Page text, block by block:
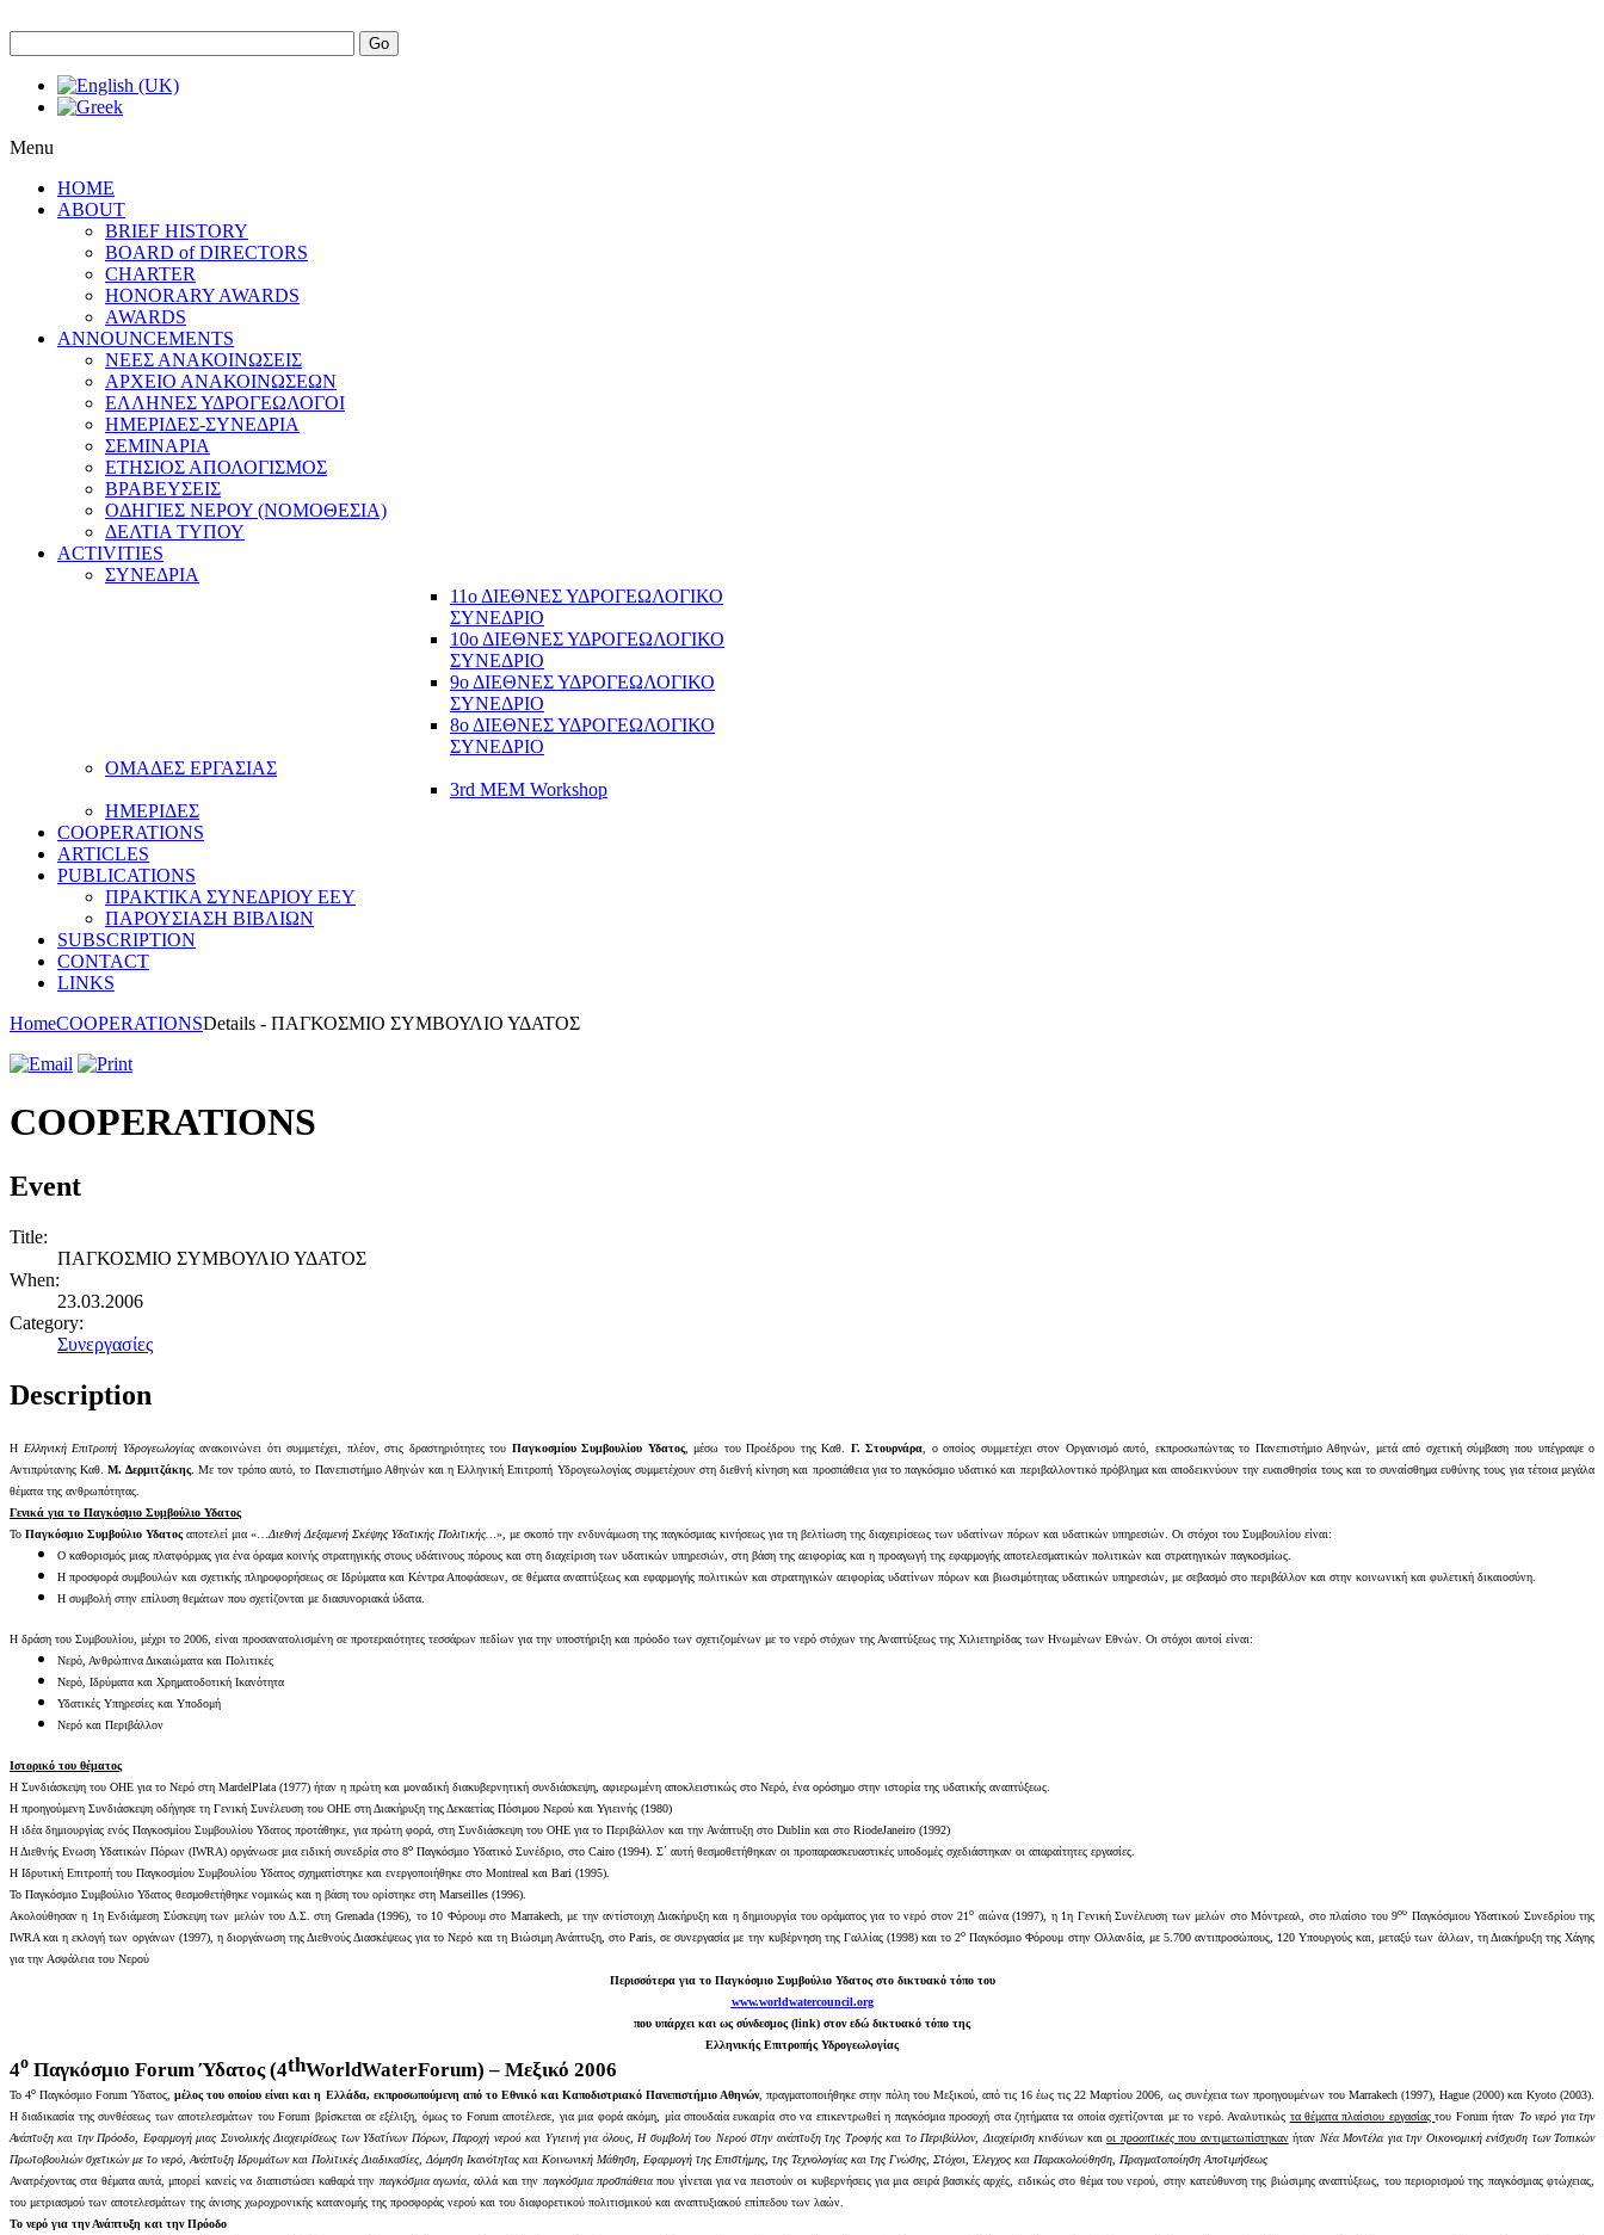
Go
Menu
HOME
ABOUT
BRIEF HISTORY
BOARD of DIRECTORS
CHARTER
HONORARY AWARDS
AWARDS
ANNOUNCEMENTS
ΝΕΕΣ ΑΝΑΚΟΙΝΩΣΕΙΣ
ΑΡΧΕΙΟ ΑΝΑΚΟΙΝΩΣΕΩΝ
ΕΛΛΗΝΕΣ ΥΔΡΟΓΕΩΛΟΓΟΙ
ΗΜΕΡΙΔΕΣ-ΣΥΝΕΔΡΙΑ
ΣΕΜΙΝΑΡΙΑ
ΕΤΗΣΙΟΣ ΑΠΟΛΟΓΙΣΜΟΣ
ΒΡΑΒΕΥΣΕΙΣ
ΟΔΗΓΙΕΣ ΝΕΡΟΥ (ΝΟΜΟΘΕΣΙΑ)
ΔΕΛΤΙΑ ΤΥΠΟΥ
ACTIVITIES
ΣΥΝΕΔΡΙΑ
11ο ΔΙΕΘΝΕΣ ΥΔΡΟΓΕΩΛΟΓΙΚΟ
ΣΥΝΕΔΡΙΟ
10ο ΔΙΕΘΝΕΣ ΥΔΡΟΓΕΩΛΟΓΙΚΟ
ΣΥΝΕΔΡΙΟ
9ο ΔΙΕΘΝΕΣ ΥΔΡΟΓΕΩΛΟΓΙΚΟ
ΣΥΝΕΔΡΙΟ
8ο ΔΙΕΘΝΕΣ ΥΔΡΟΓΕΩΛΟΓΙΚΟ
ΣΥΝΕΔΡΙΟ
ΟΜΑΔΕΣ ΕΡΓΑΣΙΑΣ
3rd MEM Workshop
ΗΜΕΡΙΔΕΣ
COOPERATIONS
ARTICLES
PUBLICATIONS
ΠΡΑΚΤΙΚΑ ΣΥΝΕΔΡΙΟΥ ΕΕΥ
ΠΑΡΟΥΣΙΑΣΗ ΒΙΒΛΙΩΝ
SUBSCRIPTION
CONTACT
LINKS
HomeCOOPERATIONSDetails - ΠΑΓΚΟΣΜΙΟ ΣΥΜΒΟΥΛΙΟ ΥΔΑΤΟΣ
COOPERATIONS
Event
Title:
ΠΑΓΚΟΣΜΙΟ ΣΥΜΒΟΥΛΙΟ ΥΔΑΤΟΣ
When:
23.03.2006
Category:
Συνεργασίες
Description
Η Ελληνική Επιτροπή Υδρογεωλογίαςανακοινώνει ότι συμμετέχει, πλέον, στις δραστηριότητες του Παγκοσμίου Συμβουλίου Υδατος, μέσω του Προέδρου της Καθ. Γ. Στουρνάρα , ο οποίος συμμετέχει στον Οργανισμό αυτό, εκπροσωπώντας το Πανεπιστήμιο Αθηνών, μετά από σχετική σύμβαση που υπέγραψε ο
Αντιπρύτανης Καθ.Μ. Δερμιτζάκης. Με τον τρόπο αυτό, το Πανεπιστήμιο Αθηνών και η Ελληνική Επιτροπή Υδρογεωλογίας συμμετέχουν στη διεθνή κίνηση και προσπάθεια για το παγκόσμιο υδατικό και περιβαλλοντικό πρόβλημα και αποδεικνύουν την ευαισθησία τους και το συναίσθημα ευθύνης τους για τέτοια μεγάλα
θέματα της ανθρωπότητας.
Γενικά για το Παγκόσμιο Συμβούλιο Υδατος
Το Παγκόσμιο Συμβούλιο Υδατος αποτελεί μια «… Διεθνή Δεξαμενή Σκέψης Υδατικής Πολιτικής… », με σκοπό την ενδυνάμωση της παγκόσμιας κινήσεως για τη βελτίωση της διαχειρίσεως των υδατίνων πόρων και υδατικών υπηρεσιών. Οι στόχοι του Συμβουλίου είναι:
Ο καθορισμός μιας πλατφόρμας για ένα όραμα κοινής στρατηγικής στους υδάτινους πόρους και στη διαχείριση των υδατικών υπηρεσιών, στη βάση της αειφορίας και η προαγωγή της εφαρμογής αποτελεσματικών πολιτικών και στρατηγικών παγκοσμίως.
Η προσφορά συμβουλών και σχετικής πληροφορήσεως σε Ιδρύματα και Κέντρα Αποφάσεων, σε θέματα αναπτύξεως και εφαρμογής πολιτικών και στρατηγικών αειφορίας υδατίνων πόρων και βιωσιμότητας υδατικών υπηρεσιών, με σεβασμό στο περιβάλλον και στην κοινωνική και φυλετική δικαιοσύνη.
Η συμβολή στην επίλυση θεμάτων που σχετίζονται με διασυνοριακά ύδατα.
Η δράση του Συμβουλίου, μέχρι το 2006, είναι προσανατολισμένη σε προτεραιότητες τεσσάρων πεδίων για την υποστήριξη και πρόοδο των σχετιζομένων με το νερό στόχων της Αναπτύξεως της Χιλιετηρίδας των Ηνωμένων Εθνών. Οι στόχοι αυτοί είναι:
Νερό, Ανθρώπινα Δικαιώματα και Πολιτικές
Νερό, Ιδρύματα και Χρηματοδοτική Ικανότητα
Υδατικές Υπηρεσίες και Υποδομή
Νερό και Περιβάλλον
Ιστορικό του θέματος
Η Συνδιάσκεψη του ΟΗΕ για το Νερό στη MardelPlata (1977) ήταν η πρώτη και μοναδική διακυβερνητική συνδιάσκεψη, αφιερωμένη αποκλειστικώς στο Νερό, ένα ορόσημο στην ιστορία της υδατικής αναπτύξεως.
Η προηγούμενη Συνδιάσκεψη οδήγησε τη Γενική Συνέλευση του ΟΗΕ στη Διακήρυξη της Δεκαετίας Πόσιμου Νερού και Υγιεινής (1980)
Η ιδέα δημιουργίας ενός Παγκοσμίου Συμβουλίου Υδατος προτάθηκε, για πρώτη φορά, στη Συνδιάσκεψη του ΟΗΕ για το Περιβάλλον και την Ανάπτυξη στο Dublin και στο RiodeJaneiro (1992)
Η Διεθνής Ενωση Υδατικών Πόρων (IWRA) οργάνωσε μια ειδική συνεδρία στο 8ο Παγκόσμιο Υδατικό Συνέδριο, στο Cairo (1994). Σ΄ αυτή θεσμοθετήθηκαν οι προπαρασκευαστικές υποδομές σχεδιάστηκαν οι απαραίτητες εργασίες.
Η Ιδρυτική Επιτροπή του Παγκοσμίου Συμβουλίου Υδατος σχηματίστηκε και ενεργοποιήθηκε στο Montreal και Bari (1995).
Το Παγκόσμιο Συμβούλιο Υδατος θεσμοθετήθηκε νομικώς και η βάση του ορίστηκε στη Marseilles (1996).
Ακολούθησαν η 1η Ενδιάμεση Σύσκεψη των μελών του Δ.Σ. στη Grenada(1996), το 10 Φόρουμ στο Marrakech, με την αντίστοιχη Διακήρυξη και η δημιουργία του οράματος για το νερό στον 21ο αιώνα (1997), η 1η Γενική Συνέλευση των μελών στο Μόντρεαλ, στο πλαίσιο του 9ου Παγκόσμιου Υδατικού Συνεδρίου της
IWRA και η εκλογή των οργάνων (1997), η διοργάνωση της Διεθνούς Διασκέψεως για το Νερό και τη Βιώσιμη Ανάπτυξη, στοParis , σε συνεργασία με την κυβέρνηση της Γαλλίας (1998) και το 2ο Παγκόσμιο Φόρουμ στην Ολλανδία, με 5.700 αντιπροσώπους, 120 Υπουργούς και, μεταξύ των άλλων, τη Διακήρυξη της Χάγης
για την Ασφάλεια του Νερού
Περισσότερα για το Παγκόσμιο Συμβούλιο Υδατος στο δικτυακό τόπο του
www.worldwatercouncil.org
που υπάρχει και ως σύνδεσμος (link) στον εδώ δικτυακό τόπο της
Ελληνικής Επιτροπής Υδρογεωλογίας
4ο Παγκόσμιο ForumΎδατος (4thWorldWaterForum) – Μεξικό 2006
To 4ο ΠαγκόσμιοForumΎδατος,μέλος του οποίου είναι και η Ελλάδα, εκπροσωπούμενη από το Εθνικό και Καποδιστριακό Πανεπιστήμιο Αθηνών, πραγματοποιήθηκε στην πόλη του Μεξικού, από τις 16 έως τις 22 Μαρτίου 2006, ως συνέχεια των προηγουμένων του Marrakech(1997), Hague(2000) και Kyoto(2003).
Η διαδικασία της συνθέσεως των αποτελεσμάτων τουForum βρίσκεται σε εξέλιξη, όμως το Forumαποτέλεσε, για μια φορά ακόμη, μία σπουδαία ευκαιρία στο να επικεντρωθεί η παγκόσμια προσοχή στα ζητήματα τα οποία σχετίζονται με το νερό. Αναλυτικώς τα θέματα πλαίσιου εργασίαςτου Forumήταν Το νερό για την
Ανάπτυξη και την Πρόοδο, Εφαρμογή μιας Συνολικής Διαχειρίσεως των Υδατíνων Πόρων, Παροχή νερού και Υγιεινή για όλους, Η συμβολή του Νερού στην ανάπτυξη της Τροφής και το Περιβάλλον, Διαχείριση κινδύνων καιοι προοπτικέςπου αντιμετωπίστηκανήταν Νέα Μοντέλα για την Οικονομική ενίσχυση των Τοπικών
Πρωτοβουλιών σχετικών με το νερό, Ανάπτυξη Ιδρυμάτων και Πολιτικές Διαδικασίες, Δόμηση Ικανότητας και Κοινωνική Μάθηση, Εφαρμογή της Επιστήμης, της Τεχνολογίας και της Γνώσης, Στόχοι, Έλεγχος και Παρακολούθηση, Πραγματοποίηση Αποτιμήσεως
Ανατρέχοντας στα θέματα αυτά, μπορεί κανείς να διαπιστώσει καθαρά την παγκόσμια αγωνία, αλλά και την παγκόσμια προσπάθειαπου γίνεται για να πειστούν οι κυβερνήσεις για μια σειρά βασικές αρχές, ειδικώς στο θέμα του νερού, στην κατεύθυνση της βιώσιμης αναπτύξεως, του περιορισμού της παγκόσμιας φτώχειας,
του μετριασμού των αποτελεσμάτων της άνισης χωροχρονικής κατανομής της προσφοράς νερού και του διαφορετικού πολιτισμικού και αναπτυξιακού επίπεδου των λαών.
Το νερό για την Ανάπτυξη και την Πρόοδο